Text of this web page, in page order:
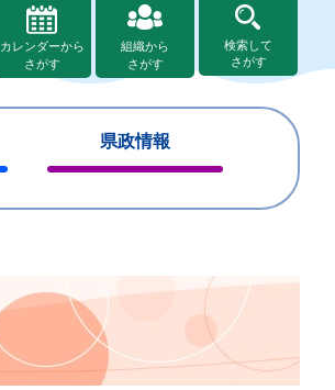
カレンダーから
さがす
組織から
さがす
検索して
さがす
県政情報
じ